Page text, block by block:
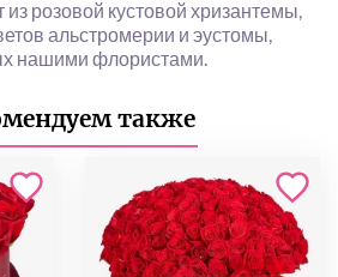
розовой кустовой хризантемы,
альстромерии и эустомы,
нашими флористами.
также